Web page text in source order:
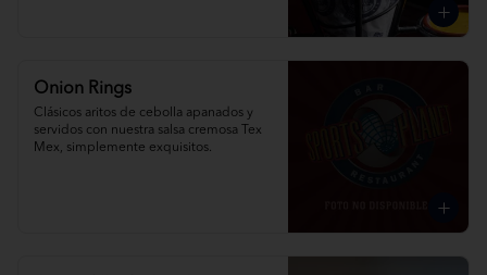
Onion Rings
Clásicos aritos de cebolla apanados y
servidos con nuestra salsa cremosa Tex
Mex, simplemente exquisitos.